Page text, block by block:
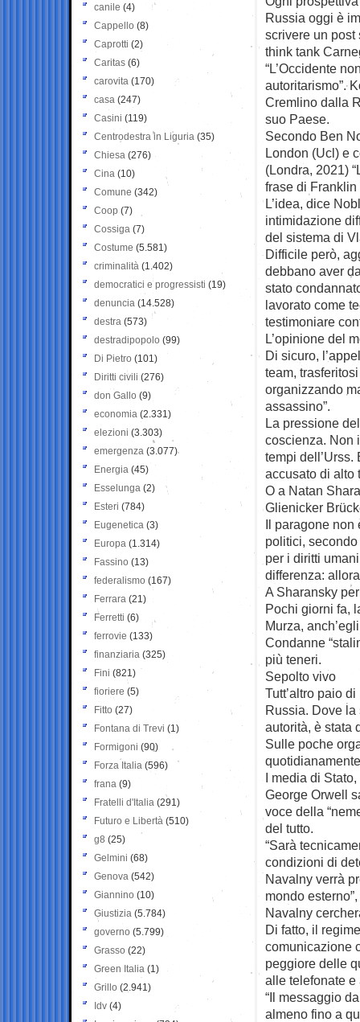
Russia oggi è
scrivere un post
think tank
“L’Occidente
autoritarismo”.
Cremlino dalla
suo Paese.
Secondo Ben
London (Ucl) e
(Londra, 2021)
frase di Franklin
L’idea, dice
intimidazione
del sistema di
Difficile però,
debbano aver
stato
lavorato come
testimoniare
L’opinione del
Di sicuro,
team,
organizzando
assassino”.
La pressione
coscienza. Non
tempi
accusato di alto
O a Natan
Glienicker
Il paragone non
politici,
per i diritti
differenza:
A Sharansky
Pochi giorni fa,
Murza,
Condanne
più teneri.
Sepolto vivo
Tutt’altro paio
Russia. Dove
autorità, è stata
Sulle poche
I media di
George Orwell
voce della
del tutto.
“Sarà
condizioni di
Navalny verrà
mondo
Navalny
Di fatto, il
comunicazione
peggiore delle
alle telefonate
“Il messaggio
almeno fino a
canile (4)
Cappello (8)
Caprotti (2)
Caritas (6)
carovita (170)
casa (247)
Casini (119)
Centrodestra in Liguria (35)
Chiesa (276)
Cina (10)
Comune (342)
Coop (7)
Cossiga (7)
Costume (5.581)
criminalità (1.402)
democratici e progressisti (19)
denuncia (14.528)
destra (573)
destradipopolo (99)
Di Pietro (101)
Diritti civili (276)
don Gallo (9)
economia (2.331)
elezioni (3.303)
emergenza (3.077)
Energia (45)
Esselunga (2)
Esteri (784)
Eugenetica (3)
Europa (1.314)
Fassino (13)
federalismo (167)
Ferrara (21)
Ferretti (6)
ferrovie (133)
finanziaria (325)
Fini (821)
fioriere (5)
Fitto (27)
Fontana di Trevi (1)
Formigoni (90)
Forza Italia (596)
frana (9)
Fratelli d'Italia (291)
Futuro e Libertà (510)
g8 (25)
Gelmini (68)
Genova (542)
Giannino (10)
Giustizia (5.784)
governo (5.799)
Grasso (22)
Green Italia (1)
Grillo (2.941)
Idv (4)